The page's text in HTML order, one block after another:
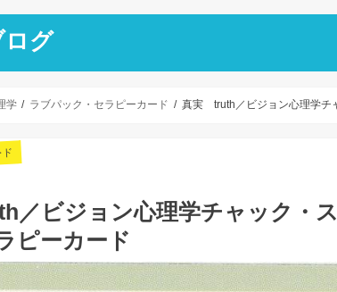
ログ
学 ラブパック・セラピーカード 真実 truth／ビジョン心理学チ
ビジョン心理学チャック・
ピーカード